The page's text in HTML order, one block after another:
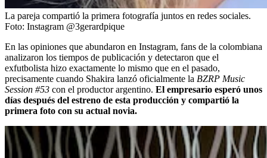
La pareja compartió la primera fotografía juntos en redes sociales.
Foto: Instagram @3gerardpique
En las opiniones que abundaron en Instagram, fans de la colombiana
analizaron los tiempos de publicación y detectaron que el
exfutbolista hizo exactamente lo mismo que en el pasado,
precisamente cuando Shakira lanzó oficialmente la BZRP Music
Session #53 con el productor argentino. El empresario esperó unos
días después del estreno de esta producción y compartió la
primera foto con su actual novia.